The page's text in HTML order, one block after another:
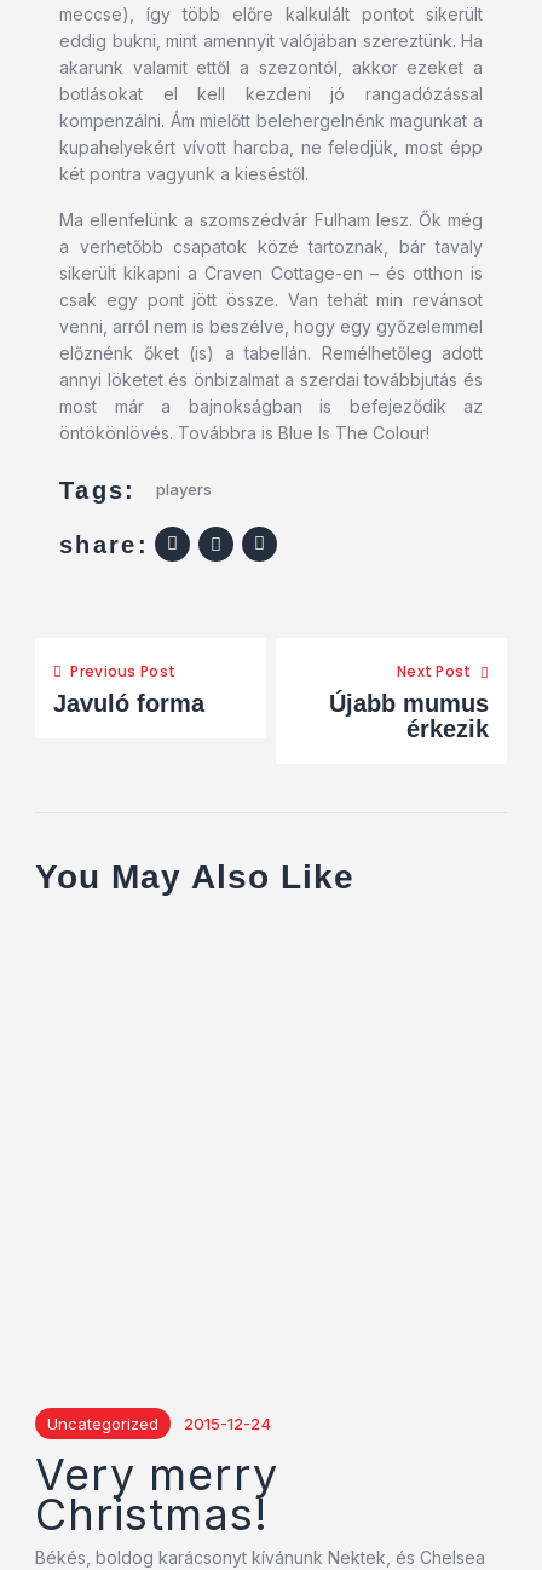
meccse), így több előre kalkulált pontot sikerült
eddig bukni, mint amennyit valójában szereztünk. Ha
akarunk valamit ettől a szezontól, akkor ezeket a
botlásokat el kell kezdeni jó rangadózással
kompenzálni. Ám mielőtt belehergelnénk magunkat a
kupahelyekért vívott harcba, ne feledjük, most épp
két pontra vagyunk a kieséstől.
Ma ellenfelünk a szomszédvár Fulham lesz. Ők még
a verhetőbb csapatok közé tartoznak, bár tavaly
sikerült kikapni a Craven Cottage-en – és otthon is
csak egy pont jött össze. Van tehát min revánsot
venni, arról nem is beszélve, hogy egy győzelemmel
előznénk őket (is) a tabellán. Remélhetőleg adott
annyi löketet és önbizalmat a szerdai továbbjutás és
most már a bajnokságban is befejeződik az
öntökönlövés. Továbbra is Blue Is The Colour!
Tags: players
share:
Previous Post
Javuló forma
Next Post
Újabb mumus
érkezik
You May Also Like
Uncategorized 2015-12-24
Very merry
Christmas!
Békés, boldog karácsonyt kívánunk Nektek, és Chelsea